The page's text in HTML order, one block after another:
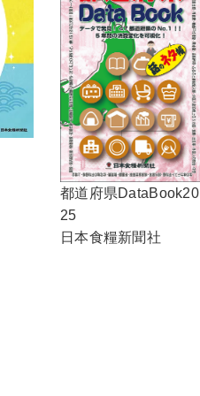
都道府県DataBook20
25
日本食糧新聞社